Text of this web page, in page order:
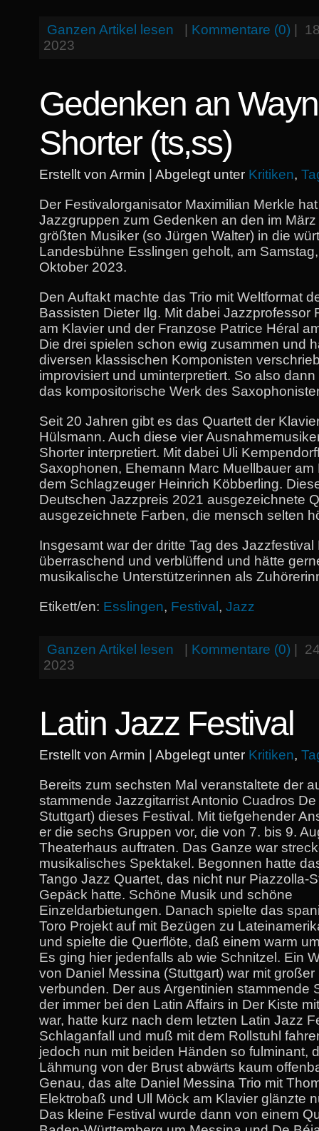
Ganzen Artikel lesen Kommentare (0)
2023
Gedenken an
Shorter (ts,ss)
Erstellt von Armin | Abgelegt unter Kritiken,
Der Festivalorganisator Maximilian Merkle
Jazzgruppen zum Gedenken an den im
größten Musiker (so Jürgen Walter) in die
Landesbühne Esslingen geholt, am
Oktober 2023.
Den Auftakt machte das Trio mit Weltformat
Bassisten Dieter Ilg. Mit dabei Jazzprofessor
am Klavier und der Franzose Patrice Héral
Die drei spielen schon ewig zusammen und
diversen klassischen Komponisten
improvisiert und uminterpretiert. So also
das kompositorische Werk des
Seit 20 Jahren gibt es das Quartett der
Hülsmann. Auch diese vier
Shorter interpretiert. Mit dabei Uli
Saxophonen, Ehemann Marc Muellbauer
dem Schlagzeuger Heinrich Köbberling.
Deutschen Jazzpreis 2021 ausgezeichnete
ausgezeichnete Farben, die mensch selten
Insgesamt war der dritte Tag des Jazzfestival
überraschend und verblüffend und hätte
musikalische Unterstützerinnen als
Etikett/en: Esslingen, Festival , Jazz
Ganzen Artikel lesen Kommentare (0)
2023
Latin Jazz Festival
Erstellt von Armin | Abgelegt unter Kritiken,
Bereits zum sechsten Mal veranstaltete der
stammende Jazzgitarrist Antonio Cuadros
Stuttgart) dieses Festival. Mit tiefgehender
er die sechs Gruppen vor, die von 7. bis 9.
Theaterhaus auftraten. Das Ganze war
musikalisches Spektakel. Begonnen hatte
Tango Jazz Quartet, das nicht nur Piazzolla-
Gepäck hatte. Schöne Musik und schöne
Einzeldarbietungen. Danach spielte das
Toro Projekt auf mit Bezügen zu
und spielte die Querflöte, daß einem warm
Es ging hier jedenfalls ab wie Schnitzel. Ein
von Daniel Messina (Stuttgart) war mit großer
verbunden. Der aus Argentinien stammende
der immer bei den Latin Affairs in Der Kiste
war, hatte kurz nach dem letzten Latin Jazz
Schlaganfall und muß mit dem Rollstuhl
jedoch nun mit beiden Händen so fulminant,
Lähmung von der Brust abwärts kaum
Genau, das alte Daniel Messina Trio mit
Elektrobaß und Ull Möck am Klavier glänzte
Das kleine Festival wurde dann von einem